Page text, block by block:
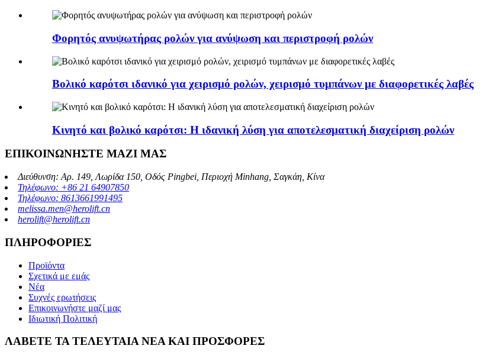
Φορητός ανυψωτήρας ρολών για ανύψωση και περιστροφή ρολών
Βολικό καρότσι ιδανικό για χειρισμό ρολών, χειρισμό τυμπάνων με διαφορετικές λαβές
Κινητό και βολικό καρότσι: Η ιδανική λύση για αποτελεσματική διαχείριση ρολών
ΕΠΙΚΟΙΝΩΝΗΣΤΕ ΜΑΖΙ ΜΑΣ
Διεύθυνση: Αρ. 149, Λωρίδα 150, Οδός Pingbei, Περιοχή Minhang, Σαγκάη, Κίνα
Τηλέφωνο: +86 21 64907850
Τηλέφωνο: 8613661991495
melissa.men@herolift.cn
herolift@herolift.cn
ΠΛΗΡΟΦΟΡΙΕΣ
Προϊόντα
Σχετικά με εμάς
Νέα
Συχνές ερωτήσεις
Επικοινωνήστε μαζί μας
Ιδιωτική Πολιτική
ΛΑΒΕΤΕ ΤΑ ΤΕΛΕΥΤΑΙΑ ΝΕΑ ΚΑΙ ΠΡΟΣΦΟΡΕΣ